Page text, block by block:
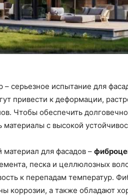
серьезное испытание для
привести к деформации,
Чтобы обеспечить
материалы с высокой
для фасадов –
песка и целлюлозных
к перепадам температур.
коррозии, а также обладают